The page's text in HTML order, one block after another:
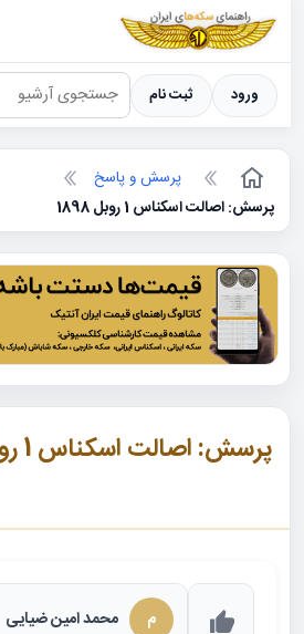
سکه ها ؛ راهنمای سکه شناسی
ورود ثبت نام
پرسش و پاسخ
پرسش: اصالت اسکناس 1 روبل 1898
پرسش: اصالت اسکناس 1 روبل 1898
م محمد امین ضیایی